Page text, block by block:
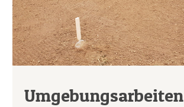
Umgebungsarbeiten